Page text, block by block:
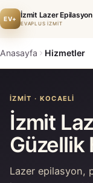
EV+ İzmit Lazer Epilasyon
EVAPLUS İZMİT
Anasayfa Hizmetler
İZMIT · KOCAELI
İzmit
Güzellik
Lazer epilasyon,